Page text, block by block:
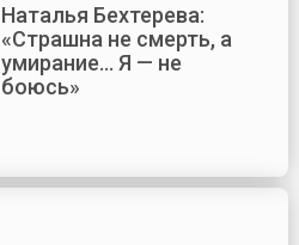
Наталья Бехтерева:
«Страшна не смерть, а
умирание... Я — не
боюсь»